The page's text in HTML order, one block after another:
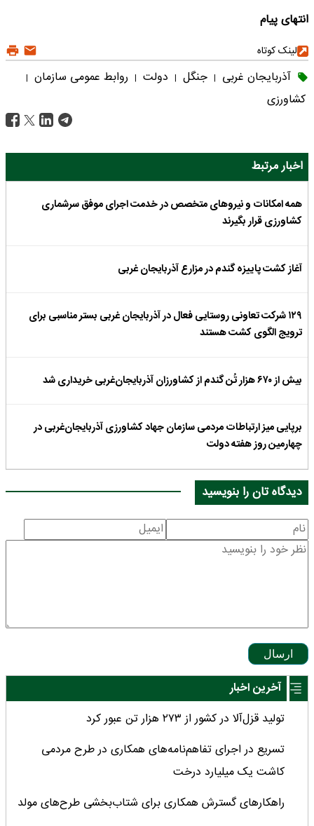
انتهای پیام
لینک کوتاه
آذربایجان غربی | جنگل | دولت | روابط عمومی سازمان |
کشاورزی
اخبار مرتبط
همه امکانات و نیروهای متخصص در خدمت اجرای موفق سرشماری
کشاورزی قرار بگیرند
آغاز کشت پاییزه گندم در مزارع آذربایجان غربی
۱۲۹ شرکت تعاونی روستایی فعال در آذربایجان غربی بستر مناسبی برای
ترویج الگوی کشت هستند
بیش از ۶۷۰ هزار تُن گندم از کشاورزان آذربایجان‌غربی خریداری شد
برپایی میز ارتباطات مردمی سازمان جهاد کشاورزی آذربایجان‌غربی در
چهارمین روز هفته دولت
دیدگاه تان را بنویسید
ارسال
آخرین اخبار
تولید قزل‌آلا در کشور از ۲۷۳ هزار تن عبور کرد
تسریع در اجرای تفاهم‌نامه‌های همکاری در طرح مردمی
کاشت یک میلیارد درخت
راهکارهای گسترش همکاری برای شتاب‌بخشی طرح‌های مولد